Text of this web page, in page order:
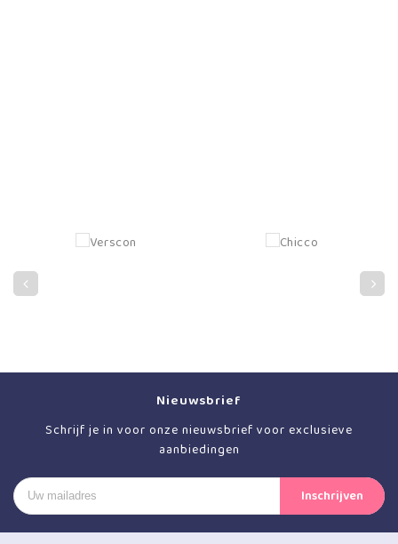
Nieuwsbrief
Schrijf je in voor onze nieuwsbrief voor exclusieve
aanbiedingen